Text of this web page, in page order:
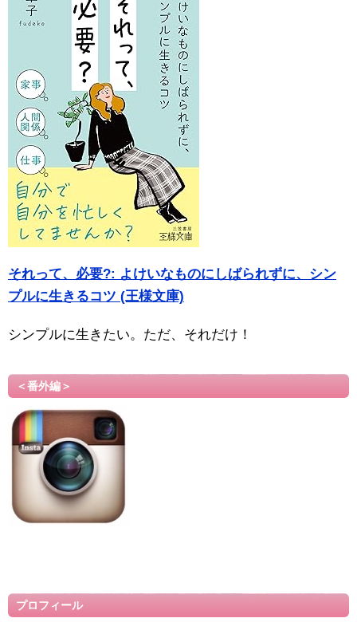
それって、必要?: よけいなものにしばられずに、シン
プルに生きるコツ (王様文庫)
シンプルに生きたい。ただ、それだけ！
＜番外編＞
プロフィール